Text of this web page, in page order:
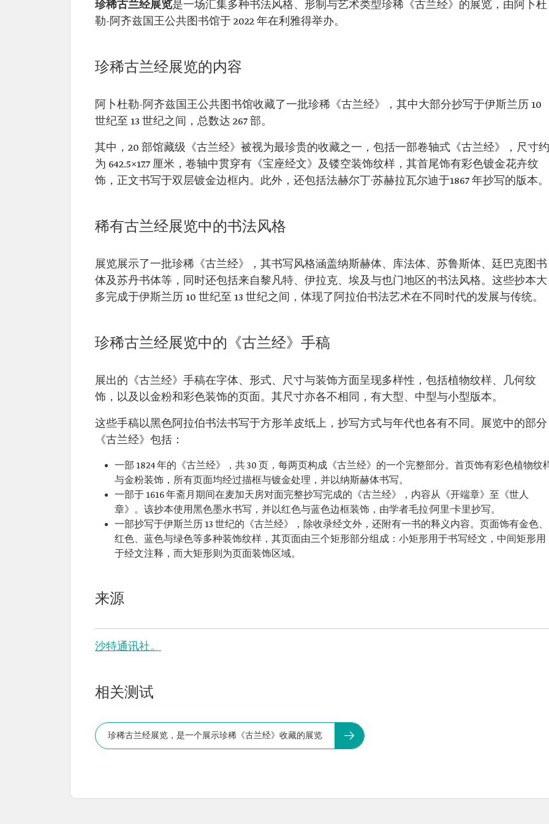
珍稀古兰经展览是一场汇集多种书法风格、形制与艺术类型珍稀《古兰经》的展览，由阿卜杜
勒-阿齐兹国王公共图书馆于 2022 年在利雅得举办。
珍稀古兰经展览的内容
阿卜杜勒-阿齐兹国王公共图书馆收藏了一批珍稀《古兰经》，其中大部分抄写于伊斯兰历 10
世纪至 13 世纪之间，总数达 267 部。
其中，20 部馆藏级《古兰经》被视为最珍贵的收藏之一，包括一部卷轴式《古兰经》，尺寸约
为 642.5×17.7 厘米，卷轴中贯穿有《宝座经文》及镂空装饰纹样，其首尾饰有彩色镀金花卉纹
饰，正文书写于双层镀金边框内。此外，还包括法赫尔丁·苏赫拉瓦尔迪于1867 年抄写的版本。
稀有古兰经展览中的书法风格
展览展示了一批珍稀《古兰经》，其书写风格涵盖纳斯赫体、库法体、苏鲁斯体、廷巴克图书
体及苏丹书体等，同时还包括来自黎凡特、伊拉克、埃及与也门地区的书法风格。这些抄本大
多完成于伊斯兰历 10 世纪至 13 世纪之间，体现了阿拉伯书法艺术在不同时代的发展与传统。
珍稀古兰经展览中的《古兰经》手稿
展出的《古兰经》手稿在字体、形式、尺寸与装饰方面呈现多样性，包括植物纹样、几何纹
饰，以及以金粉和彩色装饰的页面。其尺寸亦各不相同，有大型、中型与小型版本。
这些手稿以黑色阿拉伯书法书写于方形羊皮纸上，抄写方式与年代也各有不同。展览中的部分
《古兰经》包括：
一部 1824 年的《古兰经》，共 30 页，每两页构成《古兰经》的一个完整部分。首页饰有彩色植物纹
与金粉装饰，所有页面均经过描框与镀金处理，并以纳斯赫体书写。
一部于 1616 年斋月期间在麦加天房对面完整抄写完成的《古兰经》，内容从《开端章》至《世人
章》。该抄本使用黑色墨水书写，并以红色与蓝色边框装饰，由学者毛拉·阿里·卡里抄写。
一部抄写于伊斯兰历 13 世纪的《古兰经》，除收录经文外，还附有一书的释义内容。页面饰有金色、
红色、蓝色与绿色等多种装饰纹样，其页面由三个矩形部分组成：小矩形用于书写经文，中间矩形用
于经文注释，而大矩形则为页面装饰区域。
来源
沙特通讯社。
相关测试
珍稀古兰经展览，是一个展示珍稀《古兰经》收藏的展览